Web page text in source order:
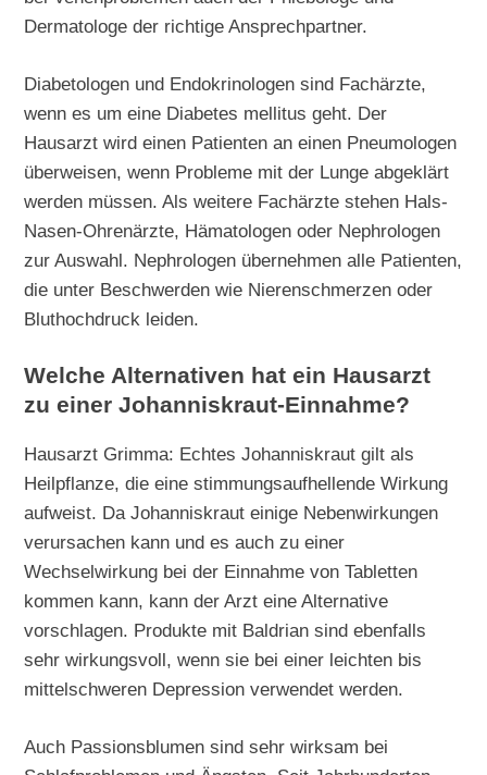
Dermatologe der richtige Ansprechpartner.
Diabetologen und Endokrinologen sind Fachärzte,
wenn es um eine Diabetes mellitus geht. Der
Hausarzt wird einen Patienten an einen Pneumologen
überweisen, wenn Probleme mit der Lunge abgeklärt
werden müssen. Als weitere Fachärzte stehen Hals-
Nasen-Ohrenärzte, Hämatologen oder Nephrologen
zur Auswahl. Nephrologen übernehmen alle Patienten,
die unter Beschwerden wie Nierenschmerzen oder
Bluthochdruck leiden.
Welche Alternativen hat ein Hausarzt
zu einer Johanniskraut-Einnahme?
Hausarzt Grimma: Echtes Johanniskraut gilt als
Heilpflanze, die eine stimmungsaufhellende Wirkung
aufweist. Da Johanniskraut einige Nebenwirkungen
verursachen kann und es auch zu einer
Wechselwirkung bei der Einnahme von Tabletten
kommen kann, kann der Arzt eine Alternative
vorschlagen. Produkte mit Baldrian sind ebenfalls
sehr wirkungsvoll, wenn sie bei einer leichten bis
mittelschweren Depression verwendet werden.
Auch Passionsblumen sind sehr wirksam bei